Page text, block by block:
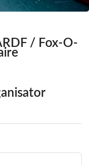
/ Fox-O-